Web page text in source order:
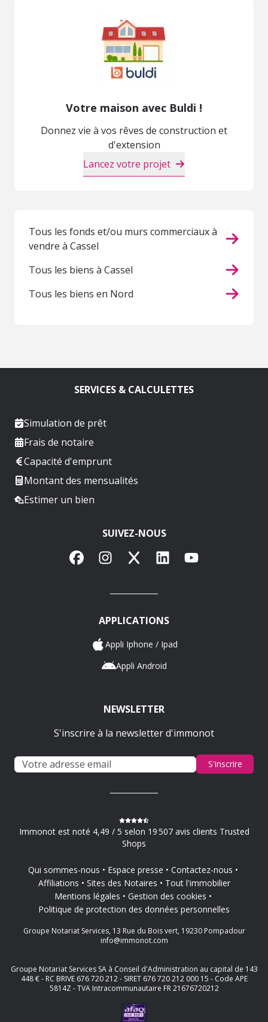
Votre maison avec Buldi !
Donnez vie à vos rêves de construction et
d'extension
Lancez votre projet
Tous les fonds et/ou murs commerciaux à
vendre à Cassel
Tous les biens à Cassel
Tous les biens en Nord
SERVICES & CALCULETTES
Simulation de prêt
Frais de notaire
Capacité d'emprunt
Montant des mensualités
Estimer un bien
SUIVEZ-NOUS
FacebookInstagram
X LinkedInYouTube
APPLICATIONS
Appli Iphone / Ipad
Appli Android
NEWSLETTER
S'inscrire à la newsletter d'immonot
S'inscrire
Immonot est noté 4,49 / 5 selon 19 507 avis clients Trusted
Shops
Qui sommes-nous Espace presse
Contactez-nous
Affiliations
Sites des Notaires
Tout l'immobilier
Mentions légales
Gestion des cookies
Politique de protection des données personnelles
Groupe Notariat Services, 13 Rue du Bois vert, 19230 Pompadour
info@immonot.com
Groupe Notariat Services SA à Conseil d'Administration au capital de 143
448 € - RC BRIVE 676 720 212 - SIRET 676 720 212 000 15 - Code APE
5814Z - TVA Intracommunautaire FR 21676720212